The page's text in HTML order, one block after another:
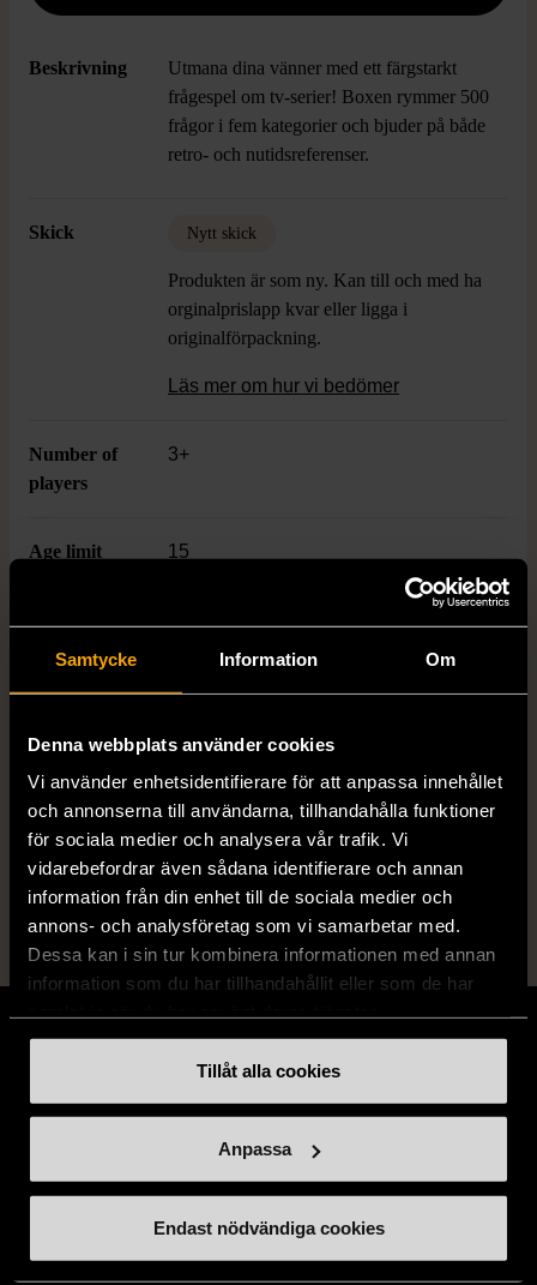
Samtycke Information Om
Denna webbplats använder cookies
Vi använder enhetsidentifierare för att anpassa innehållet
och annonserna till användarna, tillhandahålla funktioner
för sociala medier och analysera vår trafik. Vi
vidarebefordrar även sådana identifierare och annan
information från din enhet till de sociala medier och
annons- och analysföretag som vi samarbetar med.
Dessa kan i sin tur kombinera informationen med annan
information som du har tillhandahållit eller som de har
Tillåt alla cookies
Anpassa
Endast nödvändiga cookies
Beskrivning
Utmana dina vänner med ett färgstarkt
frågespel om tv-serier! Boxen rymmer 500
frågor i fem kategorier och bjuder på både
retro- och nutidsreferenser.
Skick Nytt skick
Produkten är som ny. Kan till och med ha
orginalprislapp kvar eller ligga i
originalförpackning.
Läs mer om hur vi bedömer
Number of
players
3+
Age limit 15
Nicotext
Fri frakt på alla köp över 990 kr.
14 dagars ångerrät.
Stöd oss
Hitta till oss
Handla second hand online